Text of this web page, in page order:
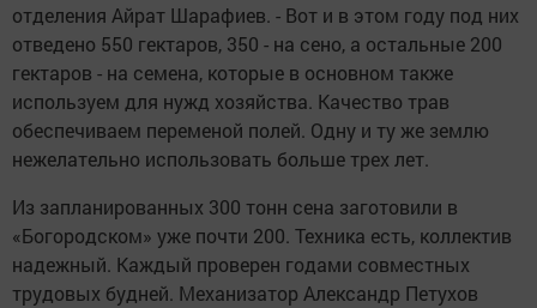
отделения Айрат Шарафиев. - Вот и в этом году под них
отведено 550 гектаров, 350 - на сено, а остальные 200
гектаров - на семена, которые в основном также
используем для нужд хозяйства. Качество трав
обеспечиваем переменой полей. Одну и ту же землю
нежелательно использовать больше трех лет.
Из запланированных 300 тонн сена заготовили в
«Богородском» уже почти 200. Техника есть, коллектив
надежный. Каждый проверен годами совместных
трудовых будней. Механизатор Александр Петухов